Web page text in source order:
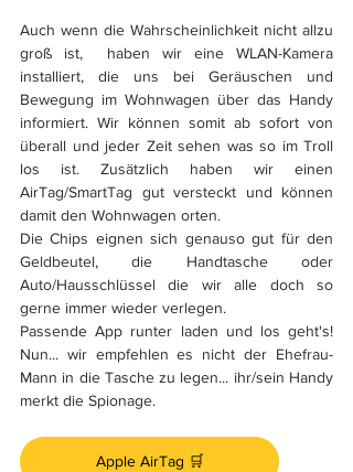
Auch wenn die Wahrscheinlichkeit nicht allzu
groß ist,  haben wir eine WLAN-Kamera
installiert, die uns bei Geräuschen und
Bewegung im Wohnwagen über das Handy
informiert. Wir können somit ab sofort von
überall und jeder Zeit sehen was so im Troll
los ist. Zusätzlich haben wir einen
AirTag/SmartTag gut versteckt und können
damit den Wohnwagen orten.
Die Chips eignen sich genauso gut für den
Geldbeutel, die Handtasche oder
Auto/Hausschlüssel die wir alle doch so
gerne immer wieder verlegen.
Passende App runter laden und los geht's!
Nun... wir empfehlen es nicht der Ehefrau-
Mann in die Tasche zu legen... ihr/sein Handy
merkt die Spionage.
Apple AirTag 🛒